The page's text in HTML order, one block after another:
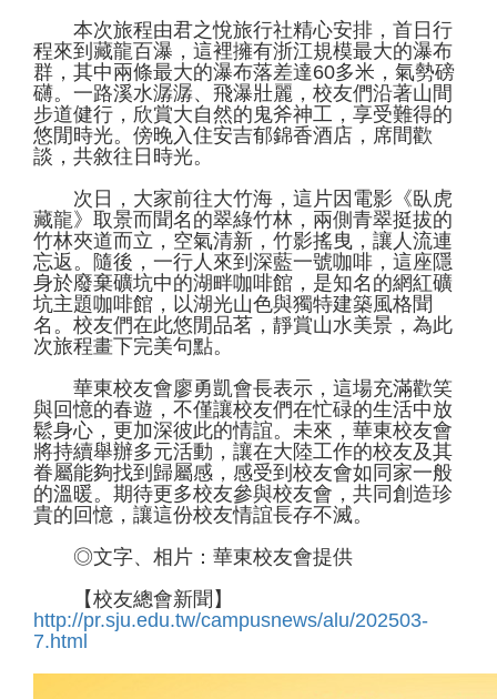
本次旅程由君之悅旅行社精心安排，首日行
程來到藏龍百瀑，這裡擁有浙江規模最大的瀑布
群，其中兩條最大的瀑布落差達60多米，氣勢磅
礴。一路溪水潺潺、飛瀑壯麗，校友們沿著山間
步道健行，欣賞大自然的鬼斧神工，享受難得的
悠閒時光。傍晚入住安吉郁錦香酒店，席間歡
談，共敘往日時光。
次日，大家前往大竹海，這片因電影《臥虎
藏龍》取景而聞名的翠綠竹林，兩側青翠挺拔的
竹林夾道而立，空氣清新，竹影搖曳，讓人流連
忘返。隨後，一行人來到深藍一號咖啡，這座隱
身於廢棄礦坑中的湖畔咖啡館，是知名的網紅礦
坑主題咖啡館，以湖光山色與獨特建築風格聞
名。校友們在此悠閒品茗，靜賞山水美景，為此
次旅程畫下完美句點。
華東校友會廖勇凱會長表示，這場充滿歡笑
與回憶的春遊，不僅讓校友們在忙碌的生活中放
鬆身心，更加深彼此的情誼。未來，華東校友會
將持續舉辦多元活動，讓在大陸工作的校友及其
眷屬能夠找到歸屬感，感受到校友會如同家一般
的溫暖。期待更多校友參與校友會，共同創造珍
貴的回憶，讓這份校友情誼長存不滅。
◎文字、相片：華東校友會提供
【校友總會新聞】
http://pr.sju.edu.tw/campusnews/alu/202503-
7.html